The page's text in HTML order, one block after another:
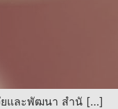
ละพัฒนา สำนั […]